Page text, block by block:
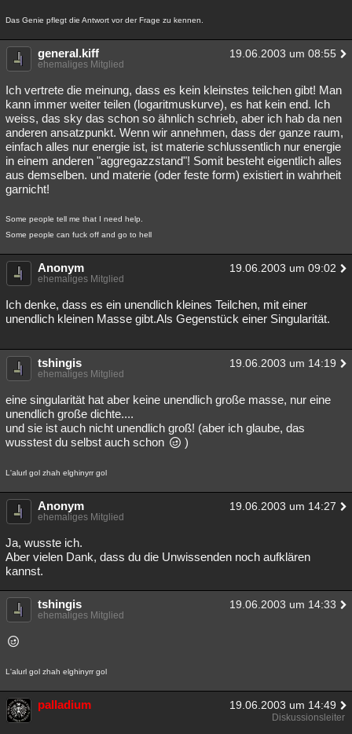
Das Genie pflegt die Antwort vor der Frage zu kennen.
general.kiff 19.06.2003 um 08:55
ehemaliges Mitglied
Ich vertrete die meinung, dass es kein kleinstes teilchen gibt! Man
kann immer weiter teilen (logaritmuskurve), es hat kein end. Ich
weiss, das sky das schon so ähnlich schrieb, aber ich hab da nen
anderen ansatzpunkt. Wenn wir annehmen, dass der ganze raum,
einfach alles nur energie ist, ist materie schlussentlich nur energie
in einem anderen "aggregazzstand"! Somit besteht eigentlich alles
aus demselben. und materie (oder feste form) existiert in wahrheit
garnicht!
Some people tell me that I need help.
Some people can fuck off and go to hell
Anonym 19.06.2003 um 09:02
ehemaliges Mitglied
Ich denke, dass es ein unendlich kleines Teilchen, mit einer
unendlich kleinen Masse gibt.Als Gegenstück einer Singularität.
tshingis 19.06.2003 um 14:19
ehemaliges Mitglied
eine singularität hat aber keine unendlich große masse, nur eine
unendlich große dichte....
und sie ist auch nicht unendlich groß! (aber ich glaube, das
wusstest du selbst auch schon
)
L'alurl gol zhah elghinyrr gol
Anonym 19.06.2003 um 14:27
ehemaliges Mitglied
Ja, wusste ich.
Aber vielen Dank, dass du die Unwissenden noch aufklären
kannst.
tshingis 19.06.2003 um 14:33
ehemaliges Mitglied
L'alurl gol zhah elghinyrr gol
palladium 19.06.2003 um 14:49
Diskussionsleiter